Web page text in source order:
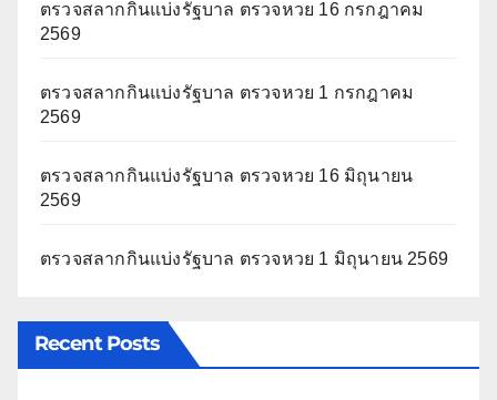
ตรวจสลากกินแบ่งรัฐบาล ตรวจหวย 16 กรกฎาคม
2569
ตรวจสลากกินแบ่งรัฐบาล ตรวจหวย 1 กรกฎาคม
2569
ตรวจสลากกินแบ่งรัฐบาล ตรวจหวย 16 มิถุนายน
2569
ตรวจสลากกินแบ่งรัฐบาล ตรวจหวย 1 มิถุนายน 2569
Recent Posts